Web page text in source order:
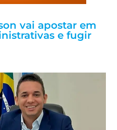
vai apostar em
e fugir